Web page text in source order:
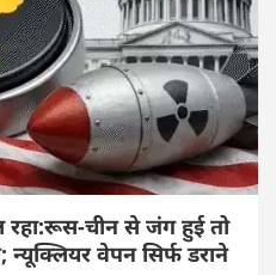
रहा:रूस-चीन से जंग हुई तो
वेपन सिर्फ डराने